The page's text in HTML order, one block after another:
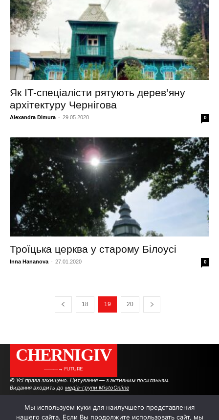
Як IT-спеціалісти рятують дерев’яну
архітектуру Чернігова
Alexandra Dimura - 29.05.2020 0
Троїцька церква у старому Білоусі
Inna Hananova - 27.01.2020 0
18 19 20
CHERNIGIV
———→ FUTURE
© Усі права захищено. Цитування — з активним посиланням.
Видання входить до медіа-групи MistoOnline
АВТОРИ РЕКЛАМА НА САЙТІ
Мы используем куки для наилучшего представления
нашего сайта. Если Вы продолжите использовать сайт, мы